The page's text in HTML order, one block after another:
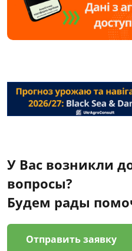
У Вас возникли
вопросы?
Будем рады
Отправить заявку